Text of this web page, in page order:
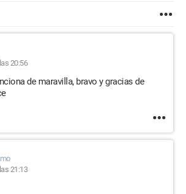
20:56
de maravilla, bravo y gracias de
21:13